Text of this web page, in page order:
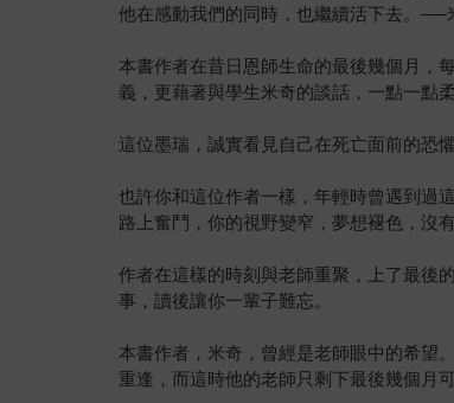
他在感動我們的同時，也繼續活下去。──
本書作者在昔日恩師生命的最後幾個月，
義，更藉著與學生米奇的談話，一點一點
這位墨瑞，誠實看見自己在死亡面前的恐
也許你和這位作者一樣，年輕時曾遇到過
路上奮鬥，你的視野變窄，夢想褪色，沒
作者在這樣的時刻與老師重聚，上了最後
事，讀後讓你一輩子難忘。
本書作者，米奇，曾經是老師眼中的希望
重逢，而這時他的老師只剩下最後幾個